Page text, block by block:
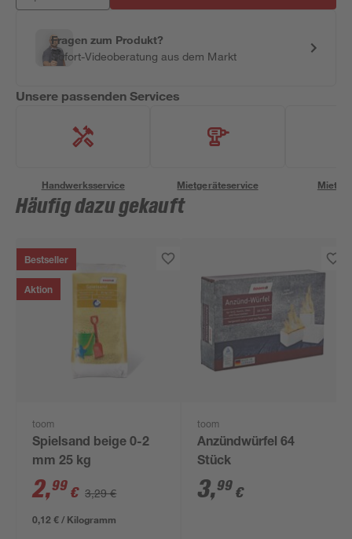
Fragen zum Produkt?
Sofort-Videoberatung aus dem Markt
Unsere passenden Services
Handwerksservice Mietgeräteservice
Häufig dazu gekauft
Bestseller
Aktion
toom
Spielsand beige 0-2
mm 25 kg
2,99 € 3,29 €
0,12 € / Kilogramm
toom
Anzündwürfel 64
Stück
3,99 €